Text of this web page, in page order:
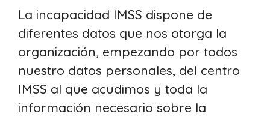
La incapacidad IMSS dispone de
diferentes datos que nos otorga la
organización, empezando por todos
nuestro datos personales, del centro
IMSS al que acudimos y toda la
información necesario sobre la